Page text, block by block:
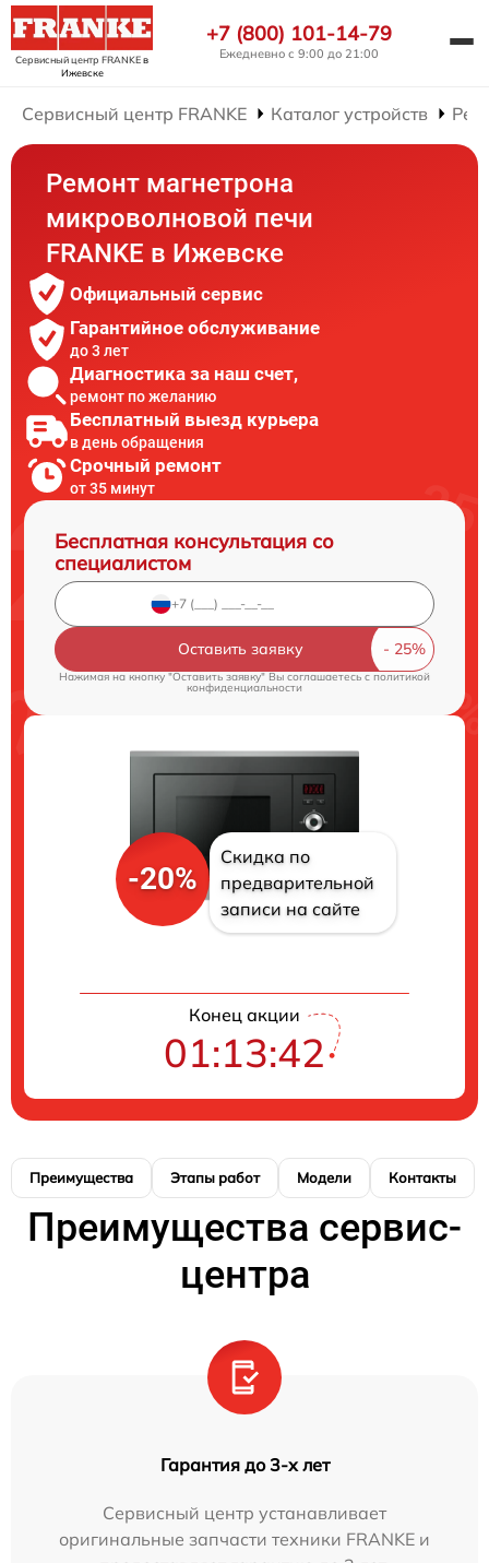
Сервисный центр FRANKEв
Ижевске
+7 (800) 101-14-79
Ежедневно с 9:00 до 21:00
Сервисный центр FRANKE Каталог устройств
Ремонт магнетрона
микроволновой печи
FRANKE в Ижевске
Официальный сервис
Гарантийное обслуживание
до 3 лет
Диагностика за наш счет,
ремонт по желанию
Бесплатный выезд курьера
в день обращения
Срочный ремонт
от 35 минут
Бесплатная консультация со
специалистом
Оставить заявку
Нажимая на кнопку "Оставить заявку" Вы соглашаетесь cполитикой
конфиденциальности
-20%
Скидка по
предварительной
записи на сайте
Конец акции
01:13:41
Преимущества Этапы работ Модели Контакты
Преимущества сервис-
центра
Гарантия до 3-х лет
Сервисный центр устанавливает
оригинальные запчасти техники FRANKE и